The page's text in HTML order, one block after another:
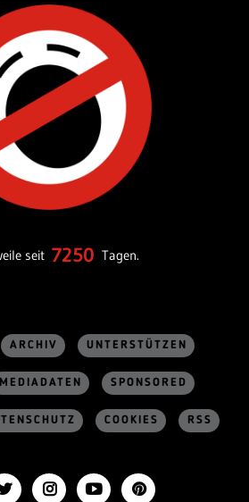
seit 7250 Tagen.
ARCHIV UNTERSTÜTZEN
MEDIADATEN SPONSORED
COOKIES RSS